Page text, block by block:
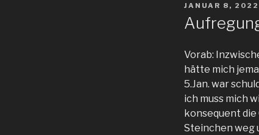
JANUAR 8, 2022
Vorab:
hätte mich
5.Jan. war
ich muss mich
konsequent
Steinchen weg